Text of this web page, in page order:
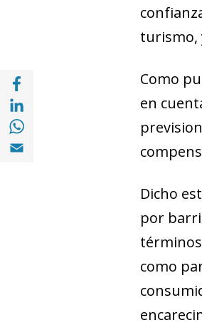
Compartir en Facebook
Compartir en with
Compartir en with
Compartir en Email
turismo,
Como
en
Dicho
por
como